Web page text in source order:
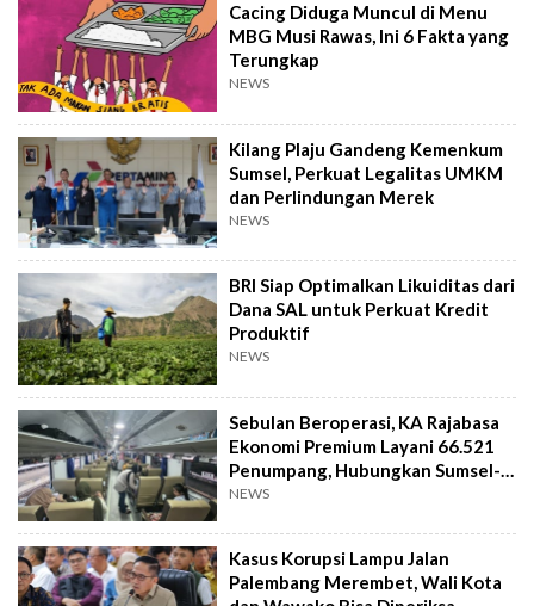
Cacing Diduga Muncul di Menu
MBG Musi Rawas, Ini 6 Fakta yang
Terungkap
NEWS
Kilang Plaju Gandeng Kemenkum
Sumsel, Perkuat Legalitas UMKM
dan Perlindungan Merek
NEWS
BRI Siap Optimalkan Likuiditas dari
Dana SAL untuk Perkuat Kredit
Produktif
NEWS
Sebulan Beroperasi, KA Rajabasa
Ekonomi Premium Layani 66.521
Penumpang, Hubungkan Sumsel-
Lampung
NEWS
Kasus Korupsi Lampu Jalan
Palembang Merembet, Wali Kota